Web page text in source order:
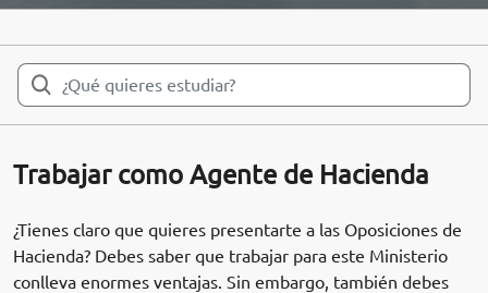
Trabajar como Agente de Hacienda
¿Tienes claro que quieres presentarte a las Oposiciones de
Hacienda? Debes saber que trabajar para este Ministerio
conlleva enormes ventajas. Sin embargo, también debes